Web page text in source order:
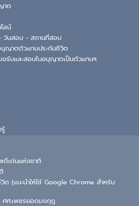
าต
ลน์
วันสอบ - สถานที่สอบ
ญาตตัวแทนประกันชีวิต
อรับและสอบใบอนุญาตเป็นตัวแทนฯ
รู้
เด่นแห่งชาติ
ต (แนะนำให้ใช้ Google Chrome สำหรับ
ศศ.เพชรยอดมงกุฎ